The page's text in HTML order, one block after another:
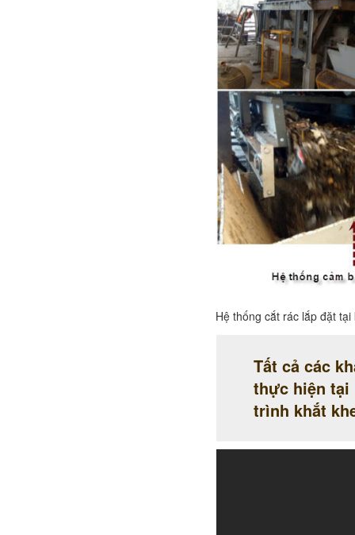
Hệ thống cắt rác lắp đặt
Tất cả các
thực hiện tại
trình khắt